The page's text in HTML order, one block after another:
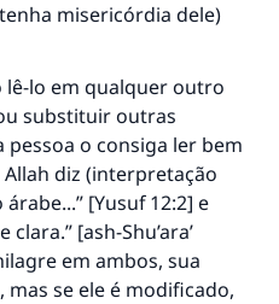
misericórdia dele)
lê-lo em qualquer outro
substituir outras
pessoa o consiga ler bem
diz (interpretação
[Yusuf 12:2] e
[ash-Shu’ara’
em ambos, sua
se ele é modificado,